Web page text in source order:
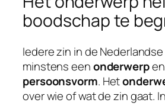
boodschap te
Iedere zin in de
minstens eenonderwerp
persoonsvorm. Het
over wie of wat de zin gaat.